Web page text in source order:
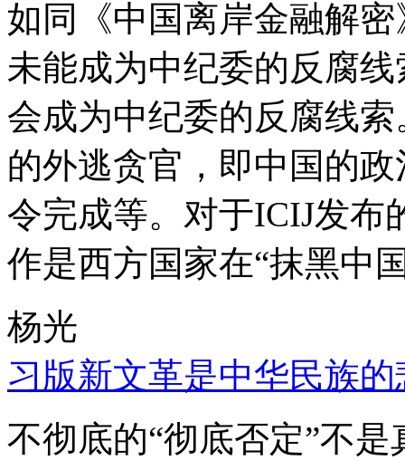
如同《中国离岸金融解
未能成为中纪委的反腐
会成为中纪委的反腐线
的外逃贪官，即中国的
令完成等。对于ICIJ发布
作是西方国家在“抹黑中
杨光
习版新文革是中华民族的
不彻底的“彻底否定”不